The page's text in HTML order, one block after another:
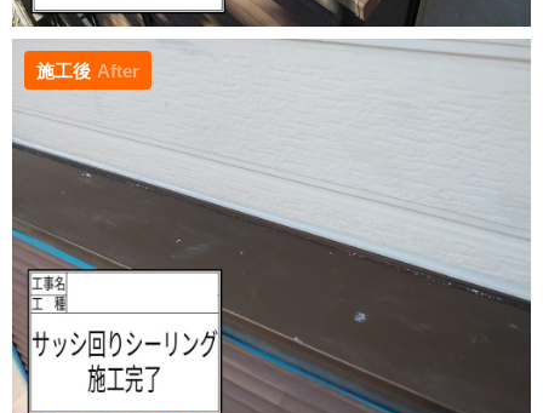
施工後 After